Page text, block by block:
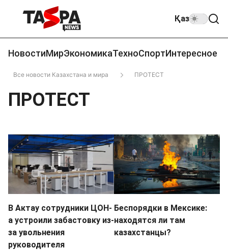
Қаз
НовостиМирЭкономикаТехноСпортИнтересное
Все новости Казахстана и мира ПРОТЕСТ
ПРОТЕСТ
В Актау сотрудники ЦОН-
а устроили забастовку из-
за увольнения
руководителя
Беспорядки в Мексике:
находятся ли там
казахстанцы?